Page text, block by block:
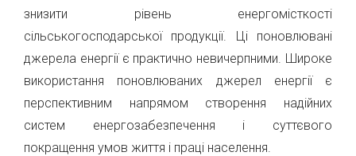
знизити рівень енергомісткості
сільськогосподарської продукції. Ці поновлювані
джерела енергії є практично невичерпними. Широке
використання поновлюваних джерел енергії є
перспективним напрямом створення надійних
систем енергозабезпечення і суттєвого
покращення умов життя і праці населення.